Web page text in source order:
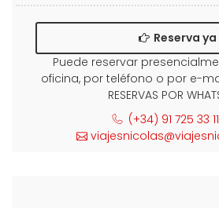
Reserva ya
Puede reservar
oficina, por teléfono o por e-
RESERVAS POR
(+34) 91 725 33